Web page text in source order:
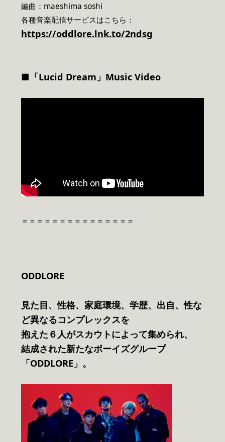
編曲：maeshima soshi
各種音楽配信サービスはこちら：
https://oddlore.lnk.to/2ndsg
■「Lucid Dream」Music Video
＝＝＝＝＝＝＝＝＝＝＝＝＝＝＝
ODDLORE
見た目、性格、家庭環境、学歴、出自、性な
ど異なるコンプレックスを
抱えた６人がスカウトによって集められ、
結成された新たなボーイズグループ
「ODDLORE」。